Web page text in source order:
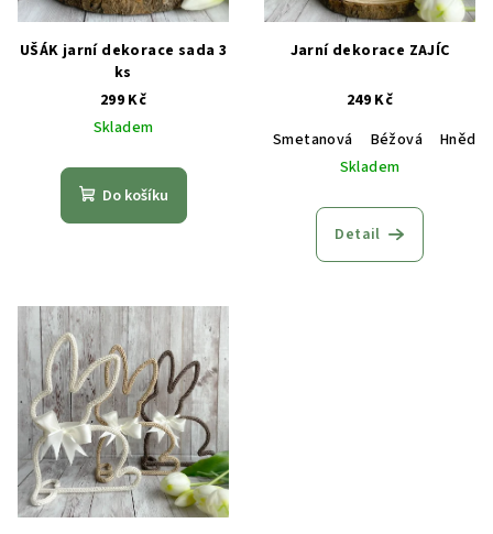
UŠÁK jarní dekorace sada 3
ks
299 Kč
Skladem
Do košíku
Jarní dekorace ZAJÍC
249 Kč
Smetanová
Béžová
Hnědá
Skladem
Detail